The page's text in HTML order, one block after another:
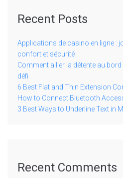
Recent Posts
Applications de casino en ligne :
confort et sécurité
Comment allier la détente au
défi
6 Best Flat and Thin Extension
How to Connect Bluetooth
3 Best Ways to Underline Text in
Recent Comments